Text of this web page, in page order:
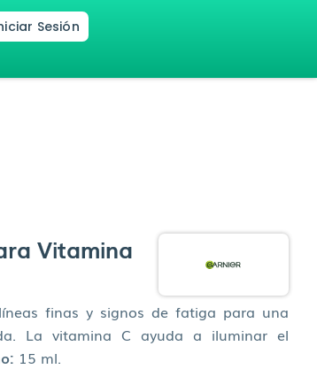
Sesión
Vitamina
finas y signos de fatiga para una
La vitamina C ayuda a iluminar el
15 ml.